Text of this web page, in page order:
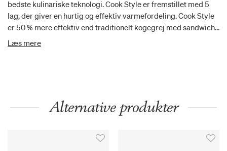
bedste kulinariske teknologi. Cook Style er fremstillet med 5
lag, der giver en hurtig og effektiv varmefordeling. Cook Style
er 50 % mere effektiv end traditionelt kogegrej med sandwich-
bund, så du både sparer tid og energi.(5210.20)
Læs mere
Alternative produkter